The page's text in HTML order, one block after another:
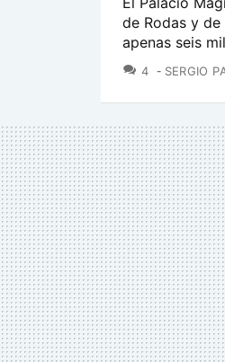
de Rodas y
apenas seis
4
SERGIO